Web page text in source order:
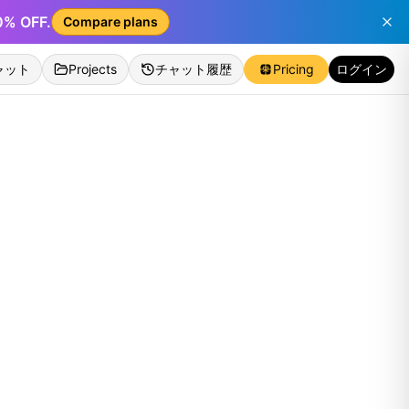
OFF. Compare plans
ット Projects チャット履歴 Pricing ログイン